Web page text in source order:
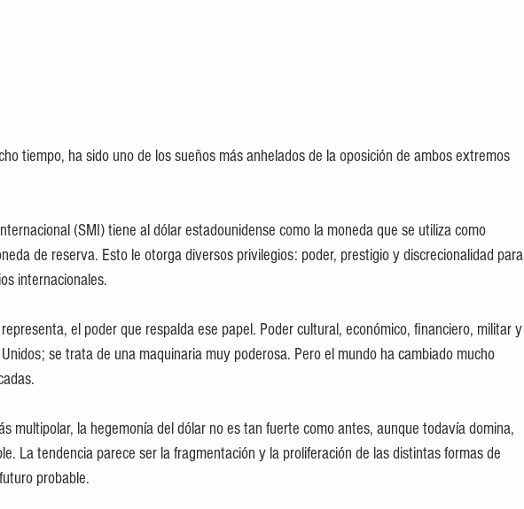
tiempo, ha sido uno de los sueños más anhelados de la oposición de ambos extremos
(SMI) tiene al dólar estadounidense como la moneda que se utiliza como
de reserva. Esto le otorga diversos privilegios: poder, prestigio y discrecionalidad para
internacionales.
el poder que respalda ese papel. Poder cultural, económico, financiero, militar y
se trata de una maquinaria muy poderosa. Pero el mundo ha cambiado mucho
multipolar, la hegemonía del dólar no es tan fuerte como antes, aunque todavía domina,
La tendencia parece ser la fragmentación y la proliferación de las distintas formas de
probable.